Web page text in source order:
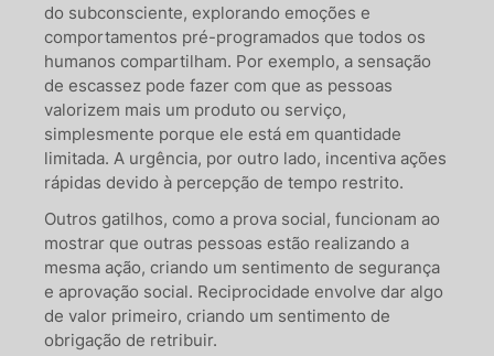
do subconsciente, explorando emoções e
comportamentos pré-programados que todos os
humanos compartilham. Por exemplo, a sensação
de escassez pode fazer com que as pessoas
valorizem mais um produto ou serviço,
simplesmente porque ele está em quantidade
limitada. A urgência, por outro lado, incentiva ações
rápidas devido à percepção de tempo restrito.
Outros gatilhos, como a prova social, funcionam ao
mostrar que outras pessoas estão realizando a
mesma ação, criando um sentimento de segurança
e aprovação social. Reciprocidade envolve dar algo
de valor primeiro, criando um sentimento de
obrigação de retribuir.